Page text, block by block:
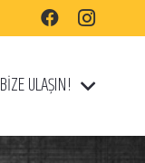
BİZE ULAŞIN!